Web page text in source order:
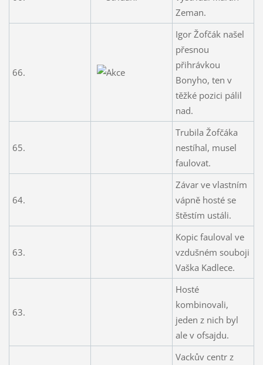
Zeman.
66.
Igor Žofčák našel
přesnou
přihrávkou
Bonyho, ten v
těžké pozici pálil
nad.
65.
Trubila Žofčáka
nestíhal, musel
faulovat.
64.
Závar ve vlastním
vápně hosté se
štěstím ustáli.
63.
Kopic fauloval ve
vzdušném souboji
Vaška Kadlece.
63.
Hosté
kombinovali,
jeden z nich byl
ale v ofsajdu.
Vackův centr z